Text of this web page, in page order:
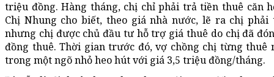
triệu đồng. Hàng tháng, chị chỉ phải trả tiền thuê căn
Chị Nhung cho biết, theo giá nhà nước, lẽ ra chị
nhưng chị được chủ đầu tư hỗ trợ giá thuê do chị đã
đồng thuê. Thời gian trước đó, vợ chồng chị từng thuê
trong một ngõ nhỏ heo hút với giá 3,5 triệu đồng/tháng.